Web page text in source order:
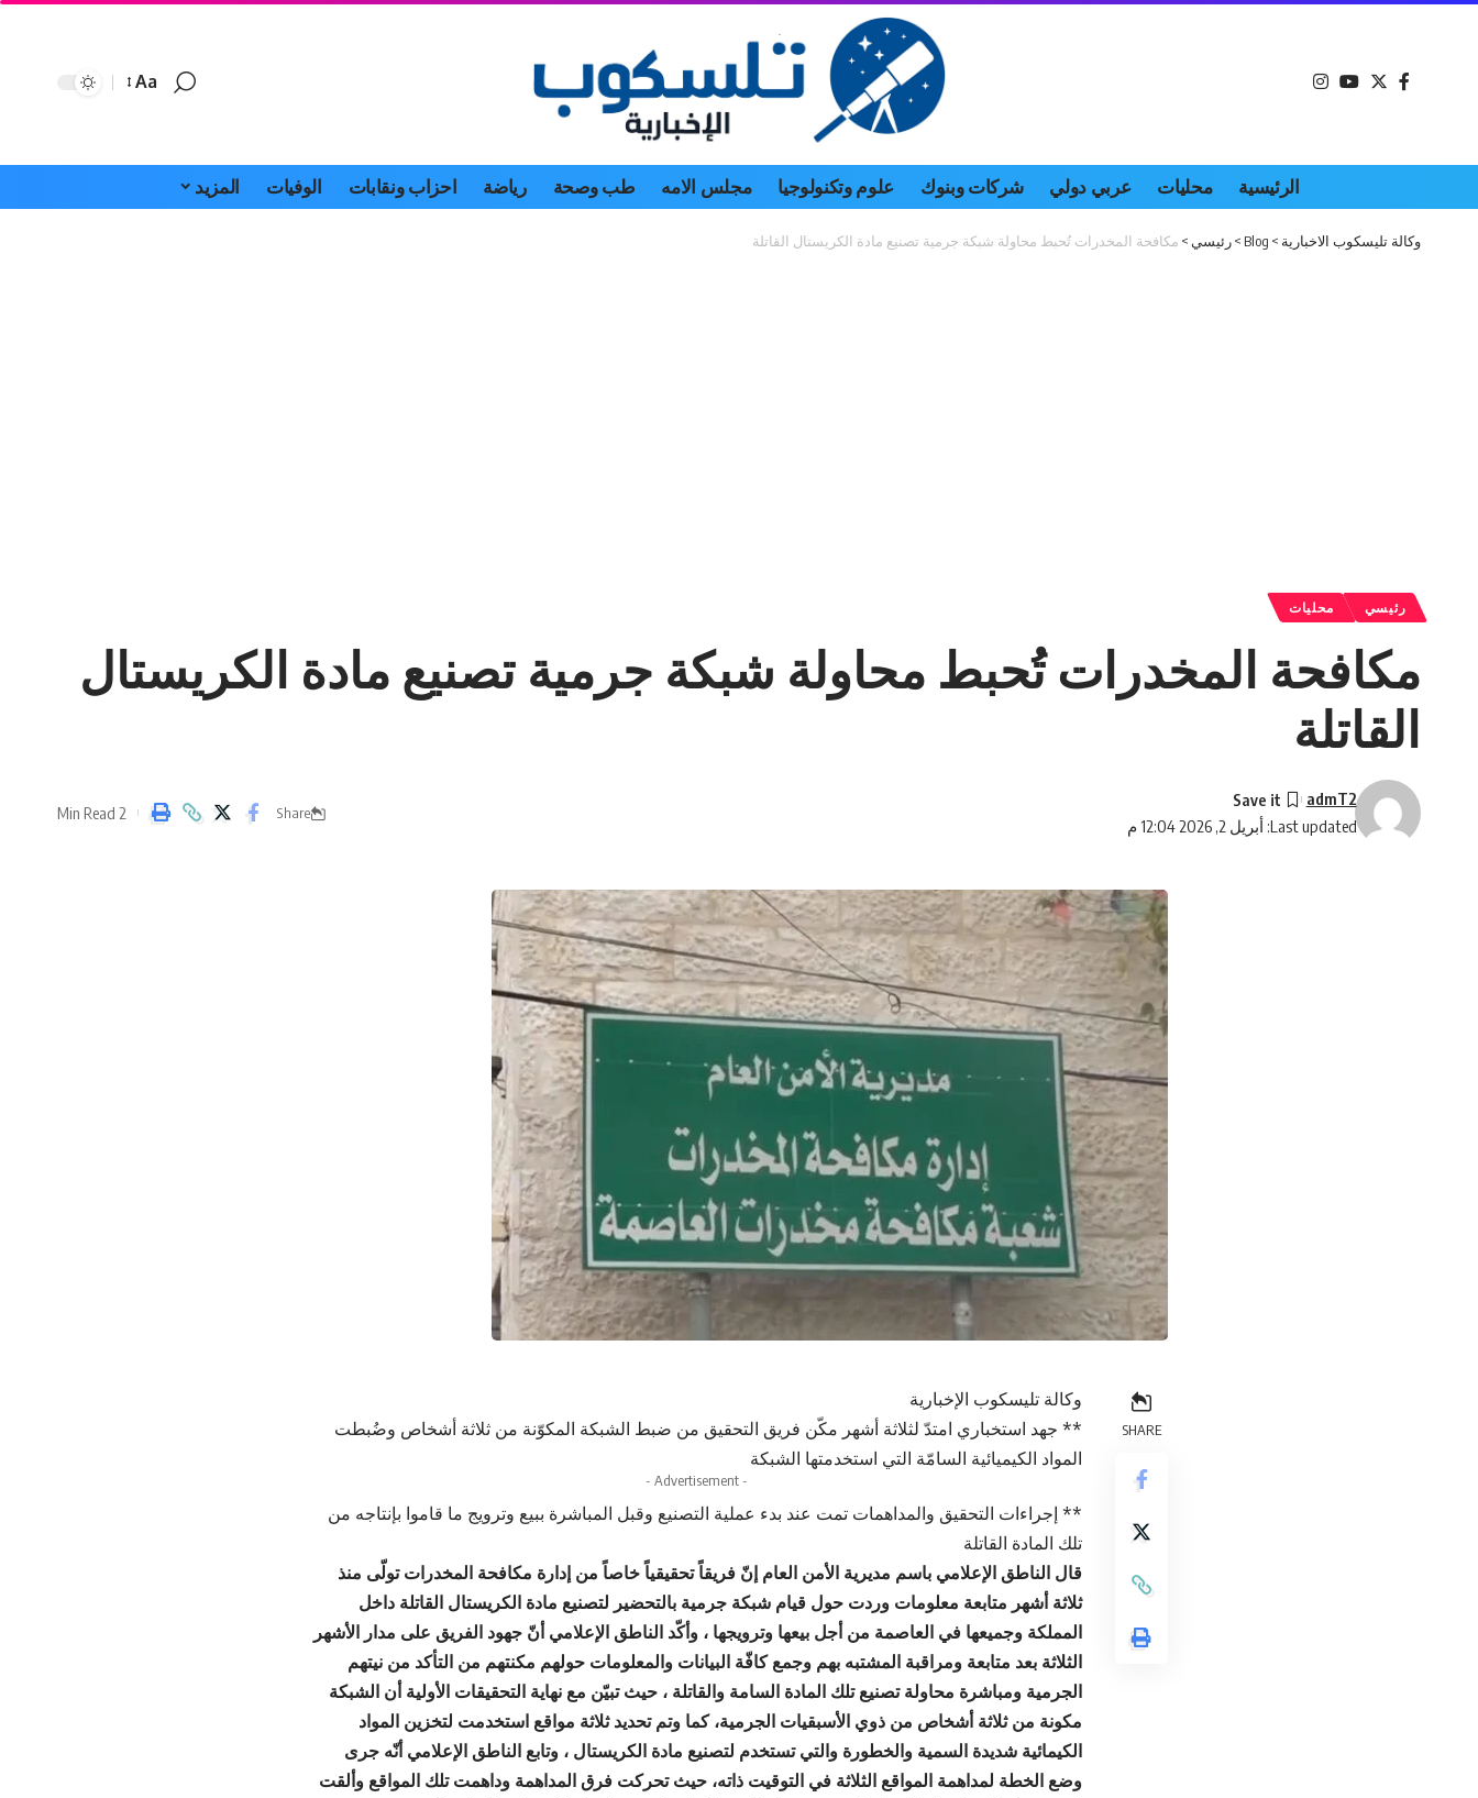
Font
Aa
الرئيسية محليات عربي دولي شركات وبنوك علوم وتكنولوجيا مجلس الامه طب وصحة رياضة احزاب ونقابات الوفيات المزيد
وكالة تليسكوب الاخبارية >
Blog
>رئيسي > مكافحة المخدرات تُحبط محاولة شبكة جرمية تصنيع مادة الكريستال القاتلة
رئيسي محليات
مكافحة المخدرات تُحبط محاولة شبكة جرمية تصنيع مادة الكريستال
القاتلة
Last updated: أبريل 2, 2026 12:04 م
admT2
Share
2 Min Read
SHARE
وكالة تليسكوب الإخبارية
** جهد استخباري امتدّ لثلاثة أشهر مكّن فريق التحقيق من ضبط الشبكة المكوّنة من ثلاثة أشخاص وضُبطت
المواد الكيميائية السامّة التي استخدمتها الشبكة
- Advertisement -
** إجراءات التحقيق والمداهمات تمت عند بدء عملية التصنيع وقبل المباشرة ببيع وترويج ما قاموا بإنتاجه من
تلك المادة القاتلة
قال الناطق الإعلامي باسم مديرية الأمن العام إنّ فريقاً تحقيقياً خاصاً من إدارة مكافحة المخدرات تولّى منذ
ثلاثة أشهر متابعة معلومات وردت حول قيام شبكة جرمية بالتحضير لتصنيع مادة الكريستال القاتلة داخل
المملكة وجميعها في العاصمة من أجل بيعها وترويجها ، وأكّد الناطق الإعلامي أنّ جهود الفريق على مدار الأشهر
الثلاثة بعد متابعة ومراقبة المشتبه بهم وجمع كافّة البيانات والمعلومات حولهم مكنتهم من التأكد من نيتهم
الجرمية ومباشرة محاولة تصنيع تلك المادة السامة والقاتلة ، حيث تبيّن مع نهاية التحقيقات الأولية أن الشبكة
مكونة من ثلاثة أشخاص من ذوي الأسبقيات الجرمية، كما وتم تحديد ثلاثة مواقع استخدمت لتخزين المواد
الكيمائية شديدة السمية والخطورة والتي تستخدم لتصنيع مادة الكريستال ، وتابع الناطق الإعلامي أنّه جرى
وضع الخطة لمداهمة المواقع الثلاثة في التوقيت ذاته، حيث تحركت فرق المداهمة وداهمت تلك المواقع وألقت